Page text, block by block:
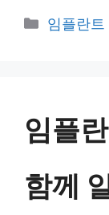
카
임플란트
임플
함께